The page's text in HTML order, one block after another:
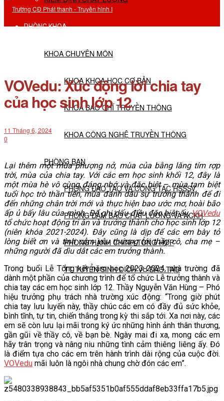
PHÒNG KHOA
KHOA CHUYÊN MÔN
KHOA KHOA HỌC CƠ BẢN
KHOA BÁO CHÍ TRUYỀN THÔNG
KHOA CÔNG NGHỆ TRUYỀN THÔNG
PHÒNG BAN
PHÒNG ĐÀO TẠO VÀ CÔNG TÁC HSSSV
PHÒNG ĐẢM BẢO CHẤT LƯỢNG VÀ NCKH
PHÒNG HÀNH CHÍNH TỔNG HỢP
TT TUYỂN SINH DỊCH VỤ ĐÀO TẠO
NGHIÊN CỨU KHOA HỌC
VĂN BẢN
THƯ VIỆN
VOVedu: Xúc động lời chia tay
của học sinh lớp 12
11 Tháng 6, 2024
0
Lại thêm một mùa phượng nở, mùa của bằng lăng tím rợp
trời, mùa của chia tay. Với các em học sinh khối 12, đây là
một mùa hè vô cùng đáng nhớ và đặc biệt – mùa tạm biệt
tuổi học trò thần tiên, mùa đánh dấu sự trưởng thành để đi
đến những chân trời mới và thực hiện bao ước mơ, hoài bão
ấp ủ bấy lâu của mình. Để ghi dấu điều đặc biệt ấy,VOVedu
tổ chức hoạt động tri ân và trưởng thành cho học sinh lớp 12
(niên khóa 2021-2024). Đây cũng là dịp để các em bày tỏ
lòng biết ơn và tình cảm yêu thương tới thầy cô, cha mẹ –
những người đã dìu dắt các em trưởng thành.
Trong buổi Lễ Tổng kết năm học 2023-2024, nhà trường đã
dành một phần của chương trình để tổ chức Lễ trưởng thành và
chia tay các em học sinh lớp 12. Thầy Nguyễn Văn Hùng – Phó
hiệu trưởng phụ trách nhà trường xúc động: “Trong giờ phút
chia tay lưu luyến này, thầy chúc các em có đầy đủ sức khỏe,
bình tĩnh, tự tin, chiến thắng trong kỳ thi sắp tới. Xa nơi này, các
em sẽ còn lưu lại mãi trong ký ức những hình ảnh thân thương,
gần gũi về thầy cô, về bạn bè. Ngày mai đi xa, mong các em
hãy trân trọng và nâng niu những tình cảm thiêng liêng ấy. Đó
là điểm tựa cho các em trên hành trình dài rộng của cuộc đời.
VOVedu mãi luôn là ngôi nhà chung chờ đón các em”.